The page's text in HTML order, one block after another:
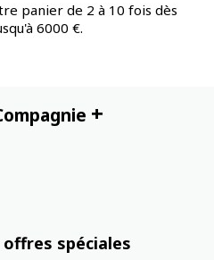
panier de 2 à 10 fois dès
6000 €.
+
offres spéciales